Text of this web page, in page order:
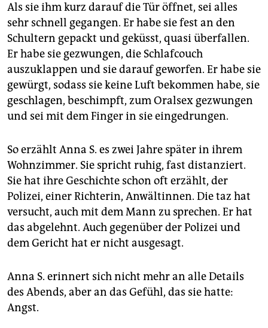
Als sie ihm kurz darauf die Tür öffnet, sei alles
sehr schnell gegangen. Er habe sie fest an den
Schultern gepackt und geküsst, quasi überfallen.
Er habe sie gezwungen, die Schlafcouch
auszuklappen und sie darauf geworfen. Er habe sie
gewürgt, sodass sie keine Luft bekommen habe, sie
geschlagen, beschimpft, zum Oralsex gezwungen
und sei mit dem Finger in sie eingedrungen.
So erzählt Anna S. es zwei Jahre später in ihrem
Wohnzimmer. Sie spricht ruhig, fast distanziert.
Sie hat ihre Geschichte schon oft erzählt, der
Polizei, einer Richterin, Anwältinnen. Die taz hat
versucht, auch mit dem Mann zu sprechen. Er hat
das abgelehnt. Auch gegenüber der Polizei und
dem Gericht hat er nicht ausgesagt.
Anna S. erinnert sich nicht mehr an alle Details
des Abends, aber an das Gefühl, das sie hatte:
Angst.